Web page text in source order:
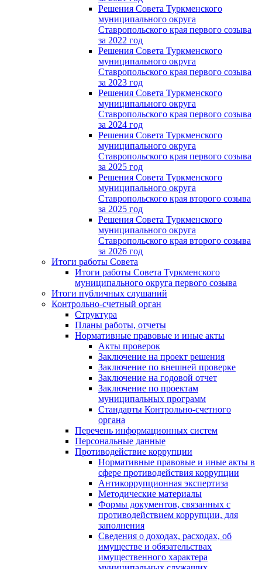
Решения Совета Туркменского
муниципального округа
Ставропольского края первого созыва
за 2022 год
Решения Совета Туркменского
муниципального округа
Ставропольского края первого созыва
за 2023 год
Решения Совета Туркменского
муниципального округа
Ставропольского края первого созыва
за 2024 год
Решения Совета Туркменского
муниципального округа
Ставропольского края первого созыва
за 2025 год
Решения Совета Туркменского
муниципального округа
Ставропольского края второго созыва
за 2025 год
Решения Совета Туркменского
муниципального округа
Ставропольского края второго созыва
за 2026 год
Итоги работы Совета
Итоги работы Совета Туркменского
муниципального округа первого созыва
Итоги публичных слушаний
Контрольно-счетный орган
Структура
Планы работы, отчеты
Нормативные правовые и иные акты
Акты проверок
Заключение на проект решения
Заключение по внешней проверке
Заключение на годовой отчет
Заключение по проектам
муниципальных программ
Стандарты Контрольно-счетного
органа
Перечень информационных систем
Персональные данные
Противодействие коррупции
Нормативные правовые и иные акты в
сфере противодействия коррупции
Антикоррупционная экспертиза
Методические материалы
Формы документов, связанных с
противодействием коррупции, для
заполнения
Сведения о доходах, расходах, об
имуществе и обязательствах
имущественного характера